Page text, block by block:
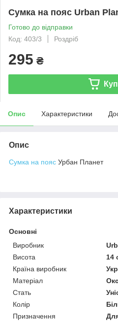
Сумка на пояс Urban
Готово до відправки
Код: 403/3
Роздріб
295 ₴
Опис Характеристики
Опис
Сумка на пояс Урбан Планет
Характеристики
Основні
Виробник
Висота
14
Країна виробник
Матеріал
Стать
Колір
Призначення